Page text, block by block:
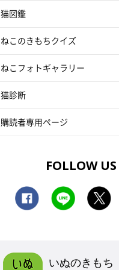
猫図鑑
ねこのきもちクイズ
ねこフォトギャラリー
猫診断
購読者専用ページ
FOLLOW US
いぬのきもち